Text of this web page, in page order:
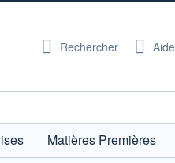
Rechercher Aide
Matières Premières